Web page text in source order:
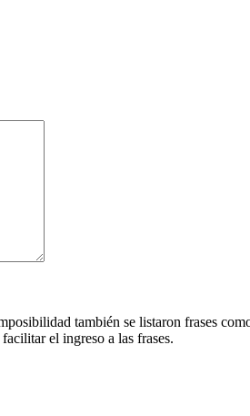
también se listaron frases
el ingreso a las frases.